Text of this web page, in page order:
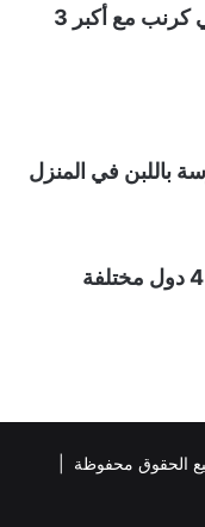
طريقة عمل محشي كرنب مع أكبر 3